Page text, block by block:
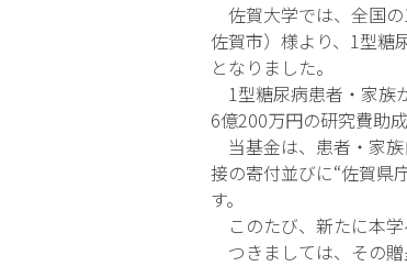
佐賀大学では、全国
佐賀市）様より、1型糖
となりました。
1型糖尿病患者・家族
6億200万円の研究費助
当基金は、患者・家
接の寄付並びに“佐賀県
す。
このたび、新たに本学
つきましては、その贈